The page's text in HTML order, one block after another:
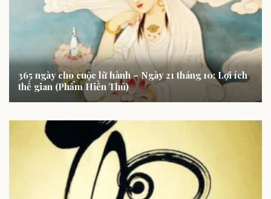
365 ngày cho cuộc lữ hành – Ngày 21 tháng 10: Lợi ích
thế gian (Phẩm Hiền Thủ)